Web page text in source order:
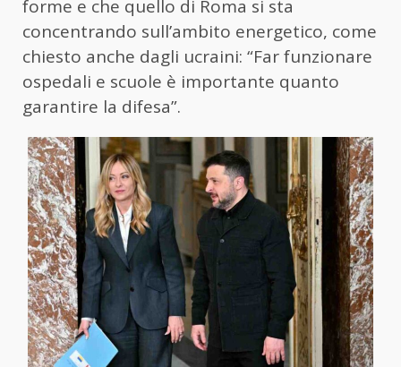
forme e che quello di Roma si sta
concentrando sull’ambito energetico, come
chiesto anche dagli ucraini: “Far funzionare
ospedali e scuole è importante quanto
garantire la difesa”.